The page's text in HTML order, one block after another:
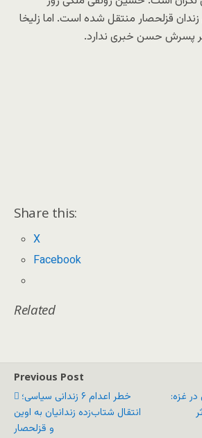
قزلحصار منتقل شده است. اما زلیخا
پسرش حسن خبری ندارد.
Share this:
X
Facebook
Related
Previous Post
خطر اعدام ۶ زندانی سیاسی؛
انتقال‌ شتاب‌زده زندانیان به اوین
و قزلحصار
غزه: